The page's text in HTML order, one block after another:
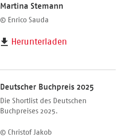
Martina Stemann
© Enrico Sauda
Herunterladen
Deutscher Buchpreis 2025
Die Shortlist des Deutschen
Buchpreises 2025.
© Christof Jakob